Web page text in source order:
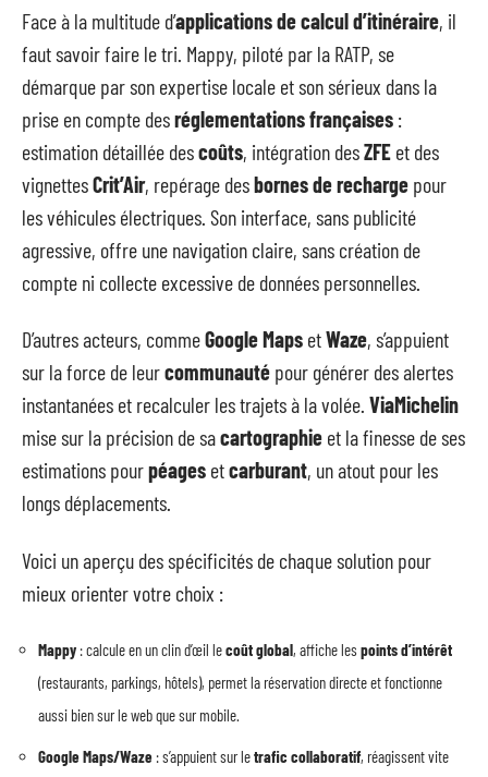
Face à la multitude d’applications de calcul d’itinéraire, il
faut savoir faire le tri. Mappy, piloté par la RATP, se
démarque par son expertise locale et son sérieux dans la
prise en compte desréglementations françaises :
estimation détaillée descoûts, intégration desZFE et des
vignettesCrit’Air, repérage desbornes de recharge pour
les véhicules électriques. Son interface, sans publicité
agressive, offre une navigation claire, sans création de
compte ni collecte excessive de données personnelles.
D’autres acteurs, commeGoogle Maps etWaze, s’appuient
sur la force de leurcommunauté pour générer des alertes
instantanées et recalculer les trajets à la volée. ViaMichelin
mise sur la précision de sacartographie et la finesse de ses
estimations pourpéages etcarburant, un atout pour les
longs déplacements.
Voici un aperçu des spécificités de chaque solution pour
mieux orienter votre choix :
Mappy : calcule en un clin d’œil lecoût global, affiche les points d’intérêt
(restaurants, parkings, hôtels), permet la réservation directe et fonctionne
aussi bien sur le web que sur mobile.
Google Maps/Waze : s’appuient sur letrafic collaboratif, réagissent vite